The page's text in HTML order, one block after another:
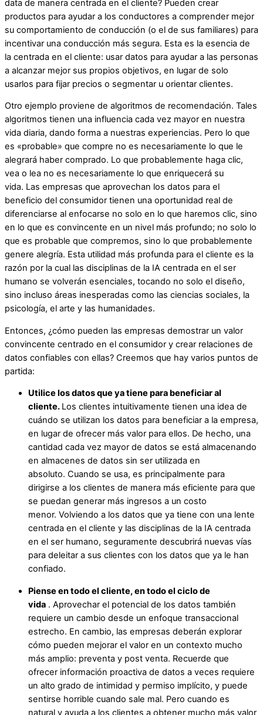
data de manera centrada en el cliente? Pueden crear
productos para ayudar a los conductores a comprender mejor
su comportamiento de conducción (o el de sus familiares) para
incentivar una conducción más segura. Esta es la esencia de
la centrada en el cliente: usar datos para ayudar a las personas
a alcanzar mejor sus propios objetivos, en lugar de solo
usarlos para fijar precios o segmentar u orientar clientes.
Otro ejemplo proviene de algoritmos de recomendación. Tales
algoritmos tienen una influencia cada vez mayor en nuestra
vida diaria, dando forma a nuestras experiencias. Pero lo que
es «probable» que compre no es necesariamente lo que le
alegrará haber comprado. Lo que probablemente haga clic,
vea o lea no es necesariamente lo que enriquecerá su
vida. Las empresas que aprovechan los datos para el
beneficio del consumidor tienen una oportunidad real de
diferenciarse al enfocarse no solo en lo que haremos clic, sino
en lo que es convincente en un nivel más profundo; no solo lo
que es probable que compremos, sino lo que probablemente
genere alegría. Esta utilidad más profunda para el cliente es la
razón por la cual las disciplinas de la IA centrada en el ser
humano se volverán esenciales, tocando no solo el diseño,
sino incluso áreas inesperadas como las ciencias sociales, la
psicología, el arte y las humanidades.
Entonces, ¿cómo pueden las empresas demostrar un valor
convincente centrado en el consumidor y crear relaciones de
datos confiables con ellas? Creemos que hay varios puntos de
partida:
Utilice los datos que ya tiene para beneficiar al
cliente. Los clientes intuitivamente tienen una idea de
cuándo se utilizan los datos para beneficiar a la empresa,
en lugar de ofrecer más valor para ellos. De hecho, una
cantidad cada vez mayor de datos se está almacenando
en almacenes de datos sin ser utilizada en
absoluto. Cuando se usa, es principalmente para
dirigirse a los clientes de manera más eficiente para que
se puedan generar más ingresos a un costo
menor. Volviendo a los datos que ya tiene con una lente
centrada en el cliente y las disciplinas de la IA centrada
en el ser humano, seguramente descubrirá nuevas vías
para deleitar a sus clientes con los datos que ya le han
confiado.
Piense en todo el cliente, en todo el ciclo de
vida . Aprovechar el potencial de los datos también
requiere un cambio desde un enfoque transaccional
estrecho. En cambio, las empresas deberán explorar
cómo pueden mejorar el valor en un contexto mucho
más amplio: preventa y post venta. Recuerde que
ofrecer información proactiva de datos a veces requiere
un alto grado de intimidad y permiso implícito, y puede
sentirse horrible cuando sale mal. Pero cuando es
natural y ayuda a los clientes a obtener mucho más valor